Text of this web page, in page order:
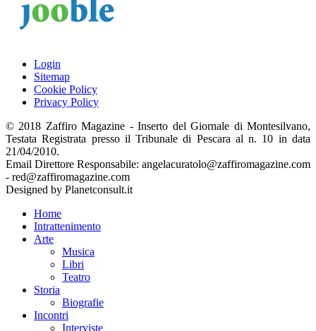
Login
Sitemap
Cookie Policy
Privacy Policy
© 2018 Zaffiro Magazine - Inserto del Giornale di Montesilvano,
Testata Registrata presso il Tribunale di Pescara al n. 10 in data
21/04/2010.
Email Direttore Responsabile: angelacuratolo@zaffiromagazine.com
- red@zaffiromagazine.com
Designed by Planetconsult.it
Home
Intrattenimento
Arte
Musica
Libri
Teatro
Storia
Biografie
Incontri
Interviste